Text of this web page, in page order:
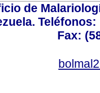
de
Teléfonos:
Fax: